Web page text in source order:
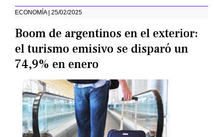
ECONOMÍA | 25/02/2025
Boom de argentinos en el exterior:
el turismo emisivo se disparó un
74,9% en enero